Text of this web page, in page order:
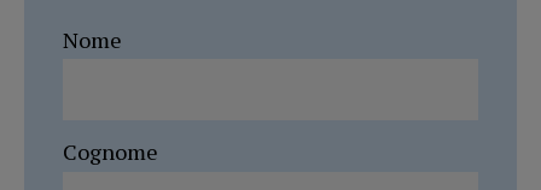
Nome
Cognome